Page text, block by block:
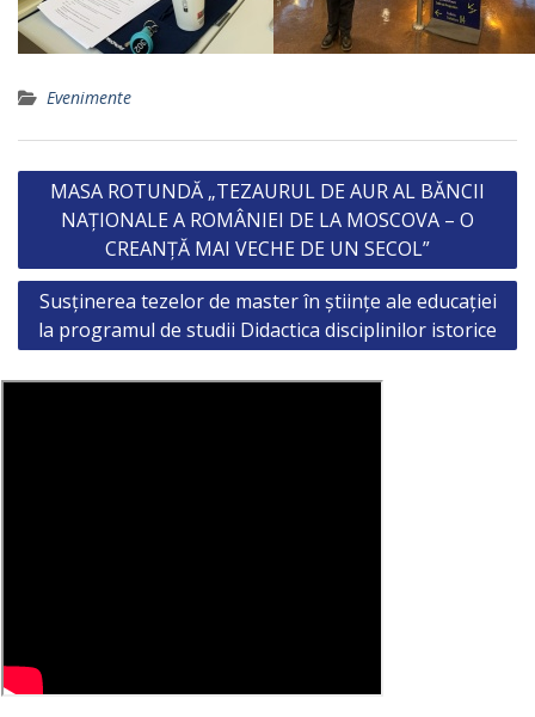
Evenimente
Post
navigation
MASA ROTUNDĂ „TEZAURUL DE AUR AL BĂNCII
NAȚIONALE A ROMÂNIEI DE LA MOSCOVA – O
CREANȚĂ MAI VECHE DE UN SECOL”
Susținerea tezelor de master în științe ale educației
la programul de studii Didactica disciplinilor istorice